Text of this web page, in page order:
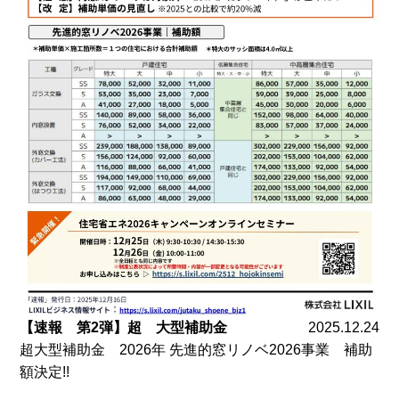
【速報 第2弾】超 大型補助金
2025.12.24
超大型補助金 2026年 先進的窓リノベ2026事業 補助
額決定!!